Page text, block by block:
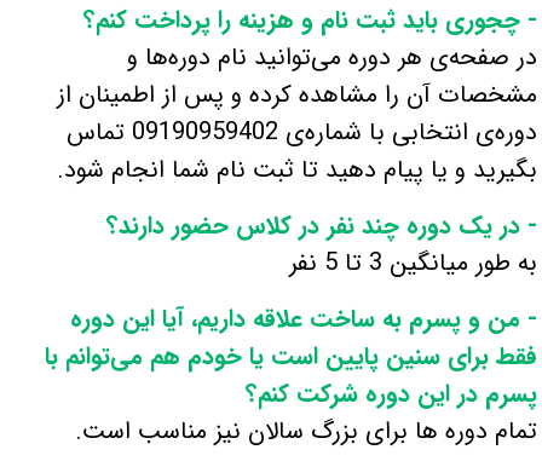
- چجوری باید ثبت نام و هزینه را پرداخت کنم؟
در صفحه‌ی هر دوره می‌توانید نام دوره‌ها و
مشخصات آن را مشاهده کرده و پس از اطمینان از
دوره‌‌ی انتخابی با شماره‌ی 09190959402 تماس
بگیرید و یا پیام دهید تا ثبت نام شما انجام شود.
- در یک دوره چند نفر در کلاس حضور دارند؟
به طور میانگین 3 تا 5 نفر
- من و پسرم به ساخت علاقه داریم، آیا این دوره
فقط برای سنین پایین است یا خودم هم می‌توانم با
پسرم در این دوره شرکت کنم؟
تمام دوره ها برای بزرگ سالان نیز مناسب است.